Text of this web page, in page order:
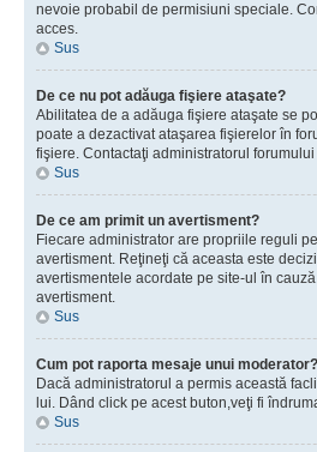
nevoie probabil de permisiuni speciale.
acces.
Sus
De ce nu pot adăuga fişiere ataşate?
Abilitatea de a adăuga fişiere ataşate se
poate a dezactivat ataşarea fişierelor în
fişiere. Contactaţi administratorul
Sus
De ce am primit un avertisment?
Fiecare administrator are propriile reguli
avertisment. Reţineţi că aceasta este
avertismentele acordate pe site-ul în
avertisment.
Sus
Cum pot raporta mesaje unui moderator?
Dacă administratorul a permis această
lui. Dând click pe acest buton,veţi fi
Sus